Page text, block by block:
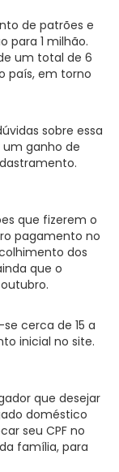
de patrões e
para 1 milhão.
um total de 6
país, em torno
sobre essa
ganho de
que fizerem o
pagamento no
dos
que o
cerca de 15 a
inicial no site.
que desejar
doméstico
seu CPF no
família, para